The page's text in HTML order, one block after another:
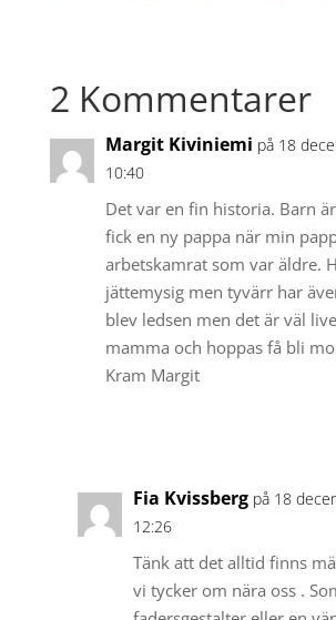
2 Kommentarer
Margit Kiviniemi på 18
10:40
Det var en fin historia. Barn
fick en ny pappa när min
arbetskamrat som var äldre.
jättemysig men tyvärr har
blev ledsen men det är väl
mamma och hoppas få bli
Kram Margit
Fia Kvissberg på 18
12:26
Tänk att det alltid finns
vi tycker om nära oss .